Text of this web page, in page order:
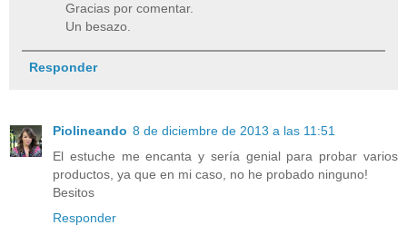
Gracias por comentar.
Un besazo.
Responder
Piolineando 8 de diciembre de 2013 a las 11:51
El estuche me encanta y sería genial para probar varios
productos, ya que en mi caso, no he probado ninguno!
Besitos
Responder